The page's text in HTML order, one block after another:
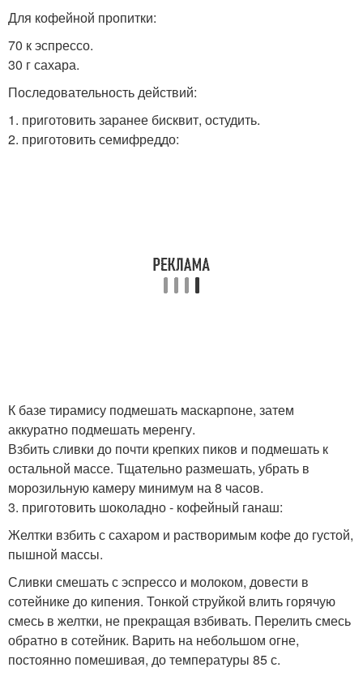
Для кофейной пропитки:
70 к эспрессо.
30 г сахара.
Последовательность действий:
1. приготовить заранее бисквит, остудить.
2. приготовить семифреддо:
К базе тирамису подмешать маскарпоне, затем
аккуратно подмешать меренгу.
Взбить сливки до почти крепких пиков и подмешать к
остальной массе. Тщательно размешать, убрать в
морозильную камеру минимум на 8 часов.
3. приготовить шоколадно - кофейный ганаш:
Желтки взбить с сахаром и растворимым кофе до густой,
пышной массы.
Сливки смешать с эспрессо и молоком, довести в
сотейнике до кипения. Тонкой струйкой влить горячую
смесь в желтки, не прекращая взбивать. Перелить смесь
обратно в сотейник. Варить на небольшом огне,
постоянно помешивая, до температуры 85 с.